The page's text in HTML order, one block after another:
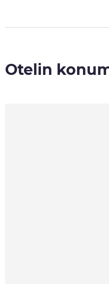
Otelin